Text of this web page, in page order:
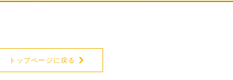
トップページに戻る